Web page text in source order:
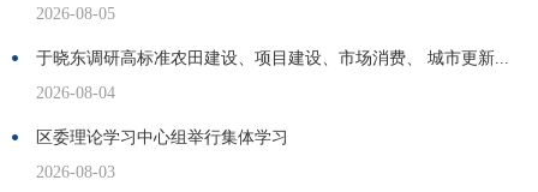
2026-08-05
于晓东调研高标准农田建设、项目建设、市场消费、 城市更新...
2026-08-04
区委理论学习中心组举行集体学习
2026-08-03